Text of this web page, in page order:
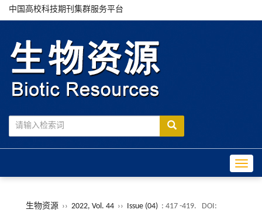
中国高校科技期刊集群服务平台
生物资源 ›› 2022, Vol. 44 ›› Issue (04) : 417 -419.
DOI: